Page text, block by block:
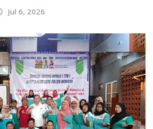
Jul 6, 2026